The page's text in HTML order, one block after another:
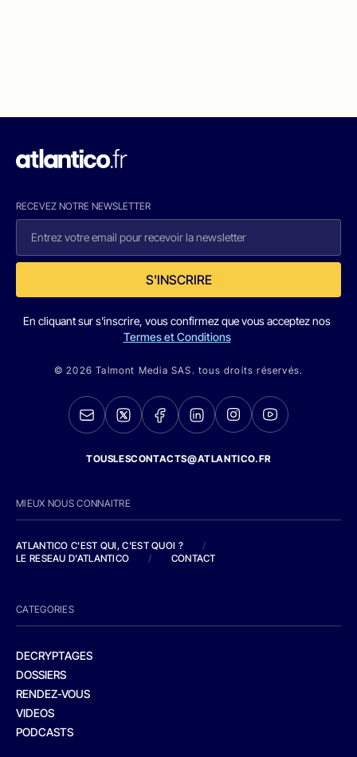
RECEVEZ NOTRE NEWSLETTER
S'INSCRIRE
En cliquant sur s'inscrire, vous confirmez que vous acceptez nos
Termes et Conditions
© 2026 Talmont Media SAS. tous droits réservés.
TOUSLESCONTACTS@ATLANTICO.FR
MIEUX NOUS CONNAITRE
ATLANTICO C'EST QUI, C'EST QUOI ?
/
LE RESEAU D'ATLANTICO
/ CONTACT
CATEGORIES
DECRYPTAGES
DOSSIERS
RENDEZ-VOUS
VIDEOS
PODCASTS